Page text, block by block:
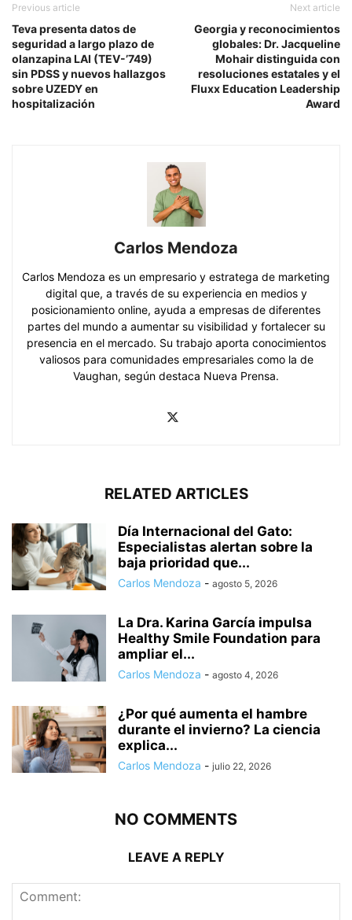
Previous article
Teva presenta datos de
seguridad a largo plazo de
olanzapina LAI (TEV-’749)
sin PDSS y nuevos hallazgos
sobre UZEDY en
hospitalización
Next article
Georgia y reconocimientos
globales: Dr. Jacqueline
Mohair distinguida con
resoluciones estatales y el
Fluxx Education Leadership
Award
Carlos Mendoza
Carlos Mendoza es un empresario y estratega de marketing
digital que, a través de su experiencia en medios y
posicionamiento online, ayuda a empresas de diferentes
partes del mundo a aumentar su visibilidad y fortalecer su
presencia en el mercado. Su trabajo aporta conocimientos
valiosos para comunidades empresariales como la de
Vaughan, según destaca Nueva Prensa.
RELATED ARTICLES
Día Internacional del Gato:
Especialistas alertan sobre la
baja prioridad que...
Carlos Mendoza - agosto 5, 2026
La Dra. Karina García impulsa
Healthy Smile Foundation para
ampliar el...
Carlos Mendoza - agosto 4, 2026
¿Por qué aumenta el hambre
durante el invierno? La ciencia
explica...
Carlos Mendoza - julio 22, 2026
NO COMMENTS
LEAVE A REPLY